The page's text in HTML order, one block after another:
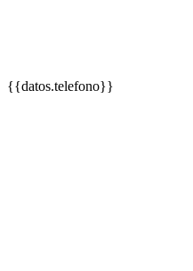
{{datos.telefono}}